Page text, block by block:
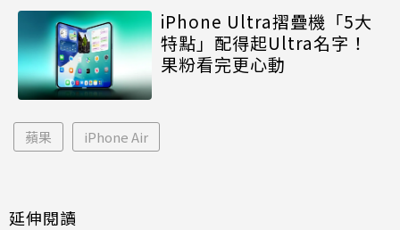
iPhone Ultra摺疊機「5大
特點」配得起Ultra名字！
果粉看完更心動
蘋果 iPhone Air
延伸閱讀